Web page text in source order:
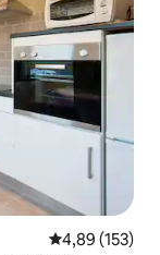
Évaluation
4,89 (153)